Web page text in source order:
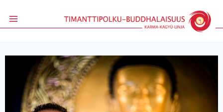
sisältöön